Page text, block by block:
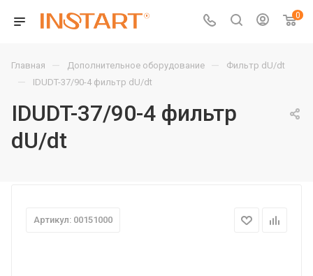
0
Главная — Дополнительное оборудование — Фильтр dU/dt
— IDUDT-37/90-4 фильтр dU/dt
IDUDT-37/90-4 фильтр
dU/dt
Артикул: 00151000